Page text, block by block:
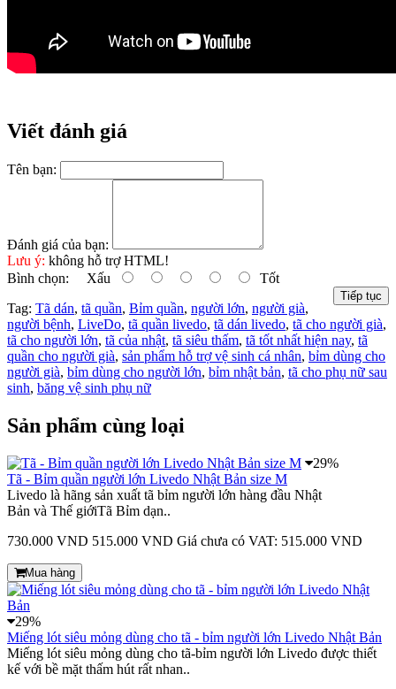
Viết đánh giá
Tên bạn:
Đánh giá của bạn:
Lưu ý: không hỗ trợ HTML!
Bình chọn: Xấu Tốt
Tiếp tục
Tag: Tã dán, tã quần, Bỉm quần, người lớn, người già,
người bệnh, LiveDo, tã quần livedo, tã dán livedo, tã cho người già,
tã cho người lớn, tã của nhật, tã siêu thấm, tã tốt nhất hiện nay, tã
quần cho người già, sản phẩm hỗ trợ vệ sinh cá nhân, bỉm dùng cho
người già, bỉm dùng cho người lớn, bỉm nhật bản, tã cho phụ nữ sau
sinh, băng vệ sinh phụ nữ
Sản phẩm cùng loại
29%
Tã - Bỉm quần người lớn Livedo Nhật Bản size M
Livedo là hãng sản xuất tã bỉm người lớn hàng đầu Nhật
Bản và Thế giớiTã Bỉm dạn..
730.000 VND 515.000 VND Giá chưa có VAT: 515.000 VND
Mua hàng
29%
Miếng lót siêu mỏng dùng cho tã - bỉm người lớn Livedo Nhật Bản
Miếng lót siêu mỏng dùng cho tã-bỉm người lớn Livedo được thiết
kế với bề mặt thấm hút rất nhan..